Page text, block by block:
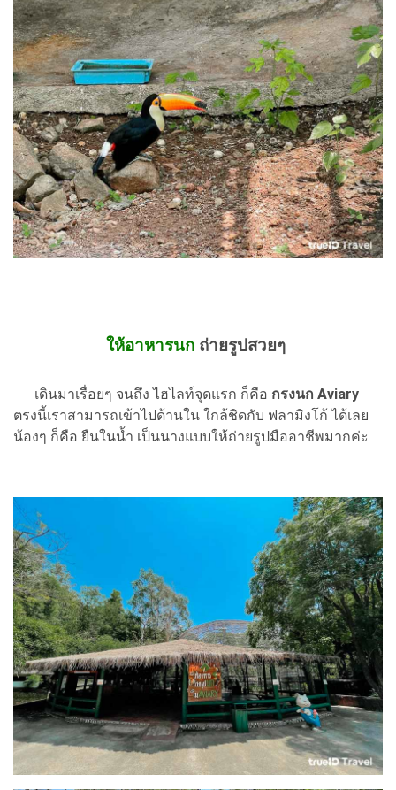
ให้อาหารนก ถ่ายรูปสวยๆ
เดินมาเรื่อยๆ จนถึง ไฮไลท์จุดแรก ก็คือ กรงนก Aviary
ตรงนี้เราสามารถเข้าไปด้านใน ใกล้ชิดกับ ฟลามิงโก้ ได้เลย
น้องๆ ก็คือ ยืนในน้ำ เป็นนางแบบให้ถ่ายรูปมืออาชีพมากค่ะ